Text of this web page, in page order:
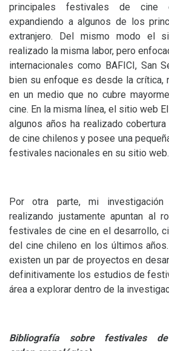
principales festivales de cine
expandiendo a algunos de los
extranjero. Del mismo modo el
realizado la misma labor, pero
internacionales como BAFICI, San
bien su enfoque es desde la crítica,
en un medio que no cubre
cine. En la misma línea, el sitio web
algunos años ha realizado
de cine chilenos y posee una
festivales nacionales en su sitio web.
Por otra parte, mi
realizando justamente apuntan al
festivales de cine en el desarrollo,
del cine chileno en los últimos
existen un par de proyectos en
definitivamente los estudios de
área a explorar dentro de la
Bibliografía sobre festivales